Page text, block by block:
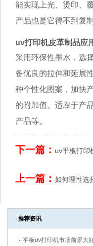
能实现上光、烫印、
产品也是它得不到复
uv打印机皮革制品应
采用环保性墨水，选
备优良的拉伸和延展
种个性化图案，加快
的附加值。适应于产
产品等。
下一篇： uv平板打印
上一篇： 如何理性选
推荐资讯
平板uv打印机市场前景大